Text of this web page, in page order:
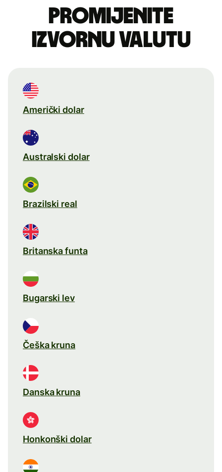
Promijenite
izvornu valutu
Američki dolar
Australski dolar
Brazilski real
Britanska funta
Bugarski lev
Češka kruna
Danska kruna
Honkonški dolar